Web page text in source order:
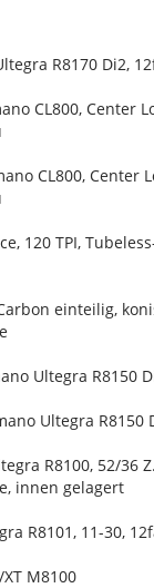
R8170 Di2,
CL800, Center
CL800, Center
120 TPI,
einteilig,
Ultegra R8150
Ultegra R8150
R8100, 52/36
innen gelagert
R8101, 11-30,
M8100